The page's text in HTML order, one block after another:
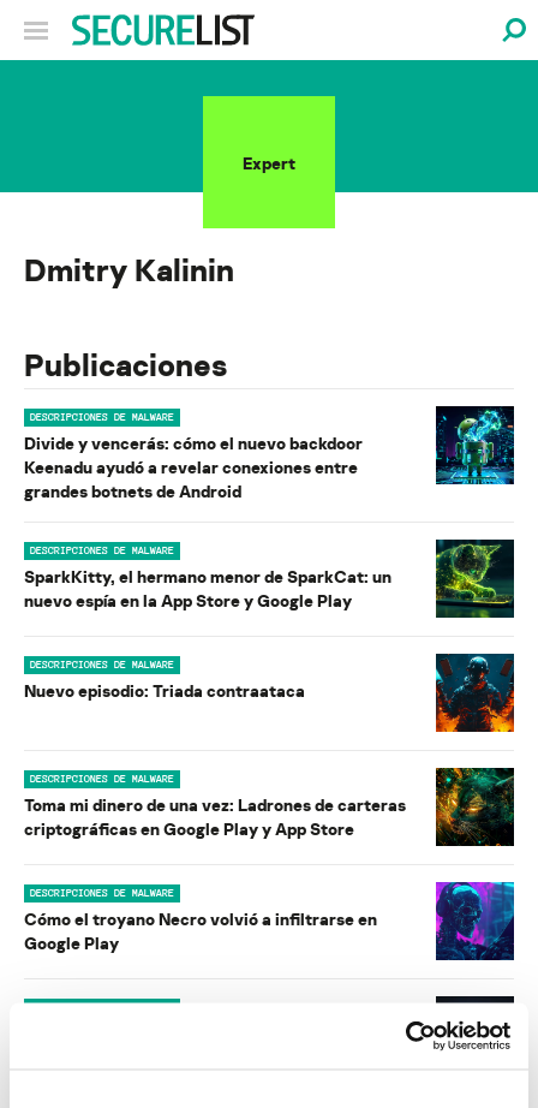
Expert
Dmitry Kalinin
Publicaciones
DESCRIPCIONES DE MALWARE
Divide y vencerás: cómo el nuevo backdoor
Keenadu ayudó a revelar conexiones entre
grandes botnets de Android
DESCRIPCIONES DE MALWARE
SparkKitty, el hermano menor de SparkCat: un
nuevo espía en la App Store y Google Play
DESCRIPCIONES DE MALWARE
Nuevo episodio: Triada contraataca
DESCRIPCIONES DE MALWARE
Toma mi dinero de una vez: Ladrones de carteras
criptográficas en Google Play y App Store
DESCRIPCIONES DE MALWARE
Cómo el troyano Necro volvió a infiltrarse en
Google Play